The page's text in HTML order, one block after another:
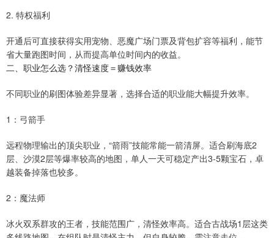
2. 特权福利
开通后可直接获得实用宠物、恶魔广场门票及背包扩容等福利，能节
省大量跑图时间，从而提高单位时间内的收益。
二、职业怎么选？清怪速度＝赚钱效率
不同职业的刷图体验差异显著，选择合适的职业能大幅提升效率。
1：弓箭手
远程物理输出的顶尖职业，“箭雨”技能常能一箭清屏。适合刷海底2
层、沙漠2层等爆率较高的地图，单人一天可稳定产出3-5颗宝石，卓
越装备掉落也较多。
2：魔法师
冰火双系群攻的王者，技能范围广，清怪效率高。适合古战场1层这类